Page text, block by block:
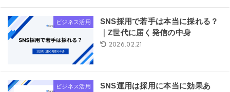
ビジネス活用
SNS採用で若手は本当に採れる？
｜Z世代に届く発信の中身
2026.02.21
ビジネス活用
SNS運用は採用に本当に効果あ